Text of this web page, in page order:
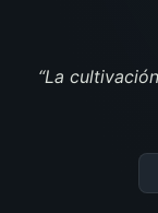
“La